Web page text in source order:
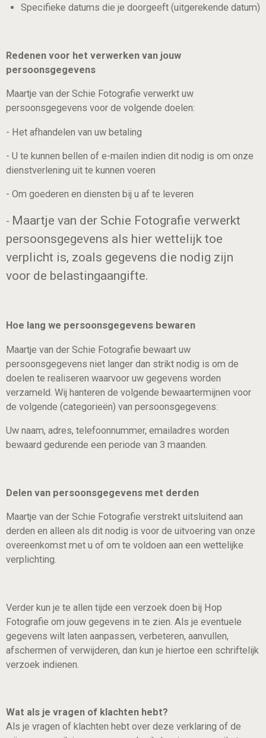
Specifieke datums die je doorgeeft (uitgerekende datum)
Redenen voor het verwerken van jouw
persoonsgegevens
Maartje van der Schie Fotografie verwerkt uw
persoonsgegevens voor de volgende doelen:
- Het afhandelen van uw betaling
- U te kunnen bellen of e-mailen indien dit nodig is om onze
dienstverlening uit te kunnen voeren
- Om goederen en diensten bij u af te leveren
- Maartje van der Schie Fotografie verwerkt
persoonsgegevens als hier wettelijk toe
verplicht is, zoals gegevens die nodig zijn
voor de belastingaangifte.
Hoe lang we persoonsgegevens bewaren
Maartje van der Schie Fotografie bewaart uw
persoonsgegevens niet langer dan strikt nodig is om de
doelen te realiseren waarvoor uw gegevens worden
verzameld. Wij hanteren de volgende bewaartermijnen voor
de volgende (categorieën) van persoonsgegevens:
Uw naam, adres, telefoonnummer, emailadres worden
bewaard gedurende een periode van 3 maanden.
Delen van persoonsgegevens met derden
Maartje van der Schie Fotografie verstrekt uitsluitend aan
derden en alleen als dit nodig is voor de uitvoering van onze
overeenkomst met u of om te voldoen aan een wettelijke
verplichting.
Verder kun je te allen tijde een verzoek doen bij Hop
Fotografie om jouw gegevens in te zien. Als je eventuele
gegevens wilt laten aanpassen, verbeteren, aanvullen,
afschermen of verwijderen, dan kun je hiertoe een schriftelijk
verzoek indienen.
Wat als je vragen of klachten hebt?
Als je vragen of klachten hebt over deze verklaring of de